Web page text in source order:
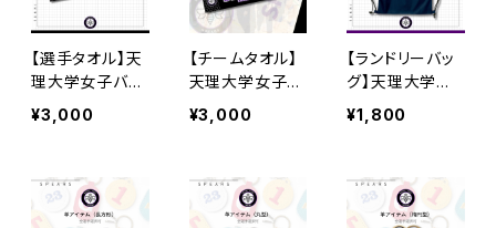
【選手タオル】天
理大学女子バス
ケ部
¥3,000
【チームタオル】
天理大学女子バ
スケ部
¥3,000
【ランドリーバッ
グ】天理大学女
子バスケ部/背番
号入り
¥1,800